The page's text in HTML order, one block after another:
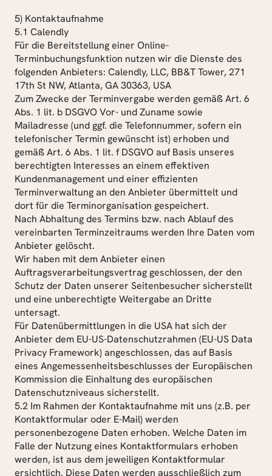
5) Kontaktaufnahme
5.1 Calendly
Für die Bereitstellung einer Online-
Terminbuchungsfunktion nutzen wir die Dienste des
folgenden Anbieters: Calendly, LLC, BB&T Tower, 271
17th St NW, Atlanta, GA 30363, USA
Zum Zwecke der Terminvergabe werden gemäß Art. 6
Abs. 1 lit. b DSGVO Vor- und Zuname sowie
Mailadresse (und ggf. die Telefonnummer, sofern ein
telefonischer Termin gewünscht ist) erhoben und
gemäß Art. 6 Abs. 1 lit. f DSGVO auf Basis unseres
berechtigten Interesses an einem effektiven
Kundenmanagement und einer effizienten
Terminverwaltung an den Anbieter übermittelt und
dort für die Terminorganisation gespeichert.
Nach Abhaltung des Termins bzw. nach Ablauf des
vereinbarten Terminzeitraums werden Ihre Daten vom
Anbieter gelöscht.
Wir haben mit dem Anbieter einen
Auftragsverarbeitungsvertrag geschlossen, der den
Schutz der Daten unserer Seitenbesucher sicherstellt
und eine unberechtigte Weitergabe an Dritte
untersagt.
Für Datenübermittlungen in die USA hat sich der
Anbieter dem EU-US-Datenschutzrahmen (EU-US Data
Privacy Framework) angeschlossen, das auf Basis
eines Angemessenheitsbeschlusses der Europäischen
Kommission die Einhaltung des europäischen
Datenschutzniveaus sicherstellt.
5.2 Im Rahmen der Kontaktaufnahme mit uns (z.B. per
Kontaktformular oder E-Mail) werden
personenbezogene Daten erhoben. Welche Daten im
Falle der Nutzung eines Kontaktformulars erhoben
werden, ist aus dem jeweiligen Kontaktformular
ersichtlich. Diese Daten werden ausschließlich zum